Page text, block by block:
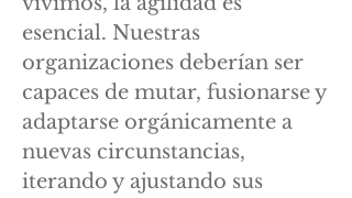
esencial. Nuestras
organizaciones deberían ser
capaces de mutar, fusionarse y
adaptarse orgánicamente a
nuevas circunstancias,
iterando y ajustando sus